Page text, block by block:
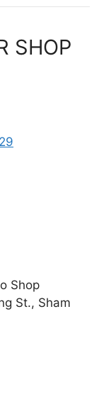
SHOP
Shop
St., Sham